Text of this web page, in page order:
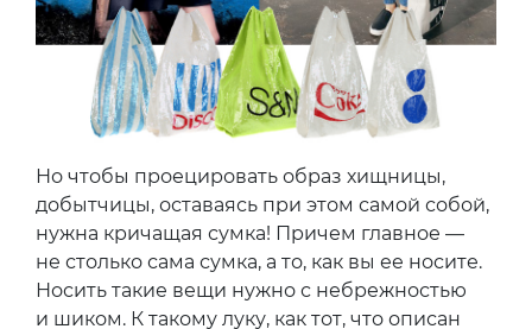
Но чтобы проецировать образ хищницы,
добытчицы, оставаясь при этом самой собой,
нужна кричащая сумка! Причем главное —
не столько сама сумка, а то, как вы ее носите.
Носить такие вещи нужно с небрежностью
и шиком. К такому луку, как тот, что описан